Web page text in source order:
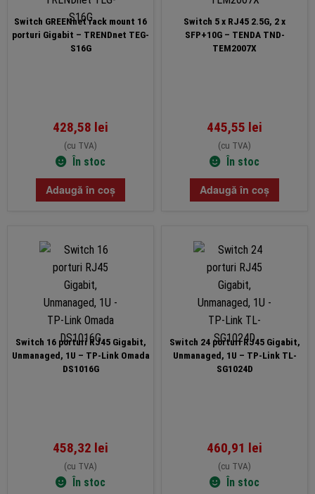
Switch GREENnet rack mount 16
porturi Gigabit – TRENDnet TEG-
S16G
428,58 lei
(cu TVA)
În stoc
Adaugă în coș
Switch 5 x RJ45 2.5G, 2 x
SFP+10G – TENDA TND-
TEM2007X
445,55 lei
(cu TVA)
În stoc
Adaugă în coș
Switch 16 porturi RJ45 Gigabit,
Unmanaged, 1U – TP-Link Omada
DS1016G
458,32 lei
(cu TVA)
În stoc
Switch 24 porturi RJ45 Gigabit,
Unmanaged, 1U – TP-Link TL-
SG1024D
460,91 lei
(cu TVA)
În stoc